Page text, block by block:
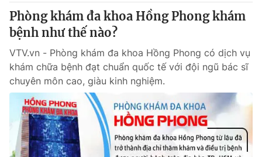
Chuyên mục
Chính trị
Xã hội
Pháp luật
Y tế
Phòng khám đa khoa Hồng Phong khám
bệnh như thế nào?
VTV.vn - Phòng khám đa khoa Hồng Phong có dịch vụ
khám chữa bệnh đạt chuẩn quốc tế với đội ngũ bác sĩ
chuyên môn cao, giàu kinh nghiệm.